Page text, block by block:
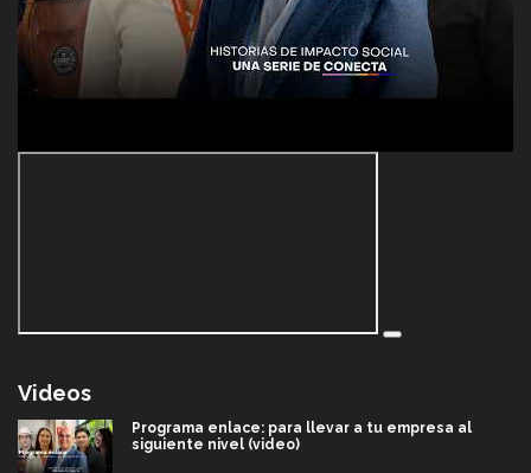
Videos
Programa enlace: para llevar a tu empresa al
siguiente nivel (video)